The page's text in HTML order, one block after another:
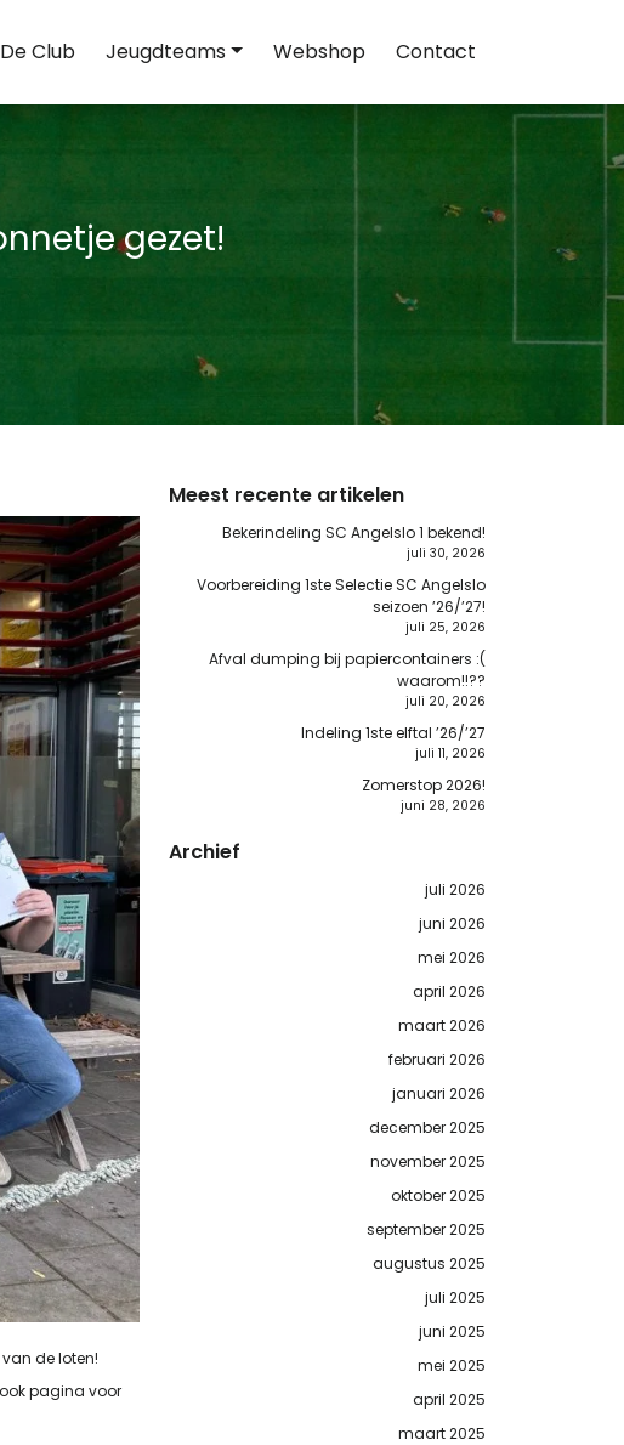
De Club Jeugdteams Webshop Contact
gezet!
de loten!
pagina voor
Meest recente artikelen
Bekerindeling SC Angelslo 1 bekend!
juli 30, 2026
Voorbereiding 1ste Selectie SC Angelslo
seizoen ’26/’27!
juli 25, 2026
Afval dumping bij papiercontainers :(
waarom!!??
juli 20, 2026
Indeling 1ste elftal ’26/’27
juli 11, 2026
Zomerstop 2026!
juni 28, 2026
Archief
juli 2026
juni 2026
mei 2026
april 2026
maart 2026
februari 2026
januari 2026
december 2025
november 2025
oktober 2025
september 2025
augustus 2025
juli 2025
juni 2025
mei 2025
april 2025
maart 2025